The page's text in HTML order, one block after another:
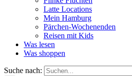
Latte Locations
Mein Hamburg
Pärchen-Wochenenden
Reisen mit Kids
Was lesen
Was shoppen
Suche nach: